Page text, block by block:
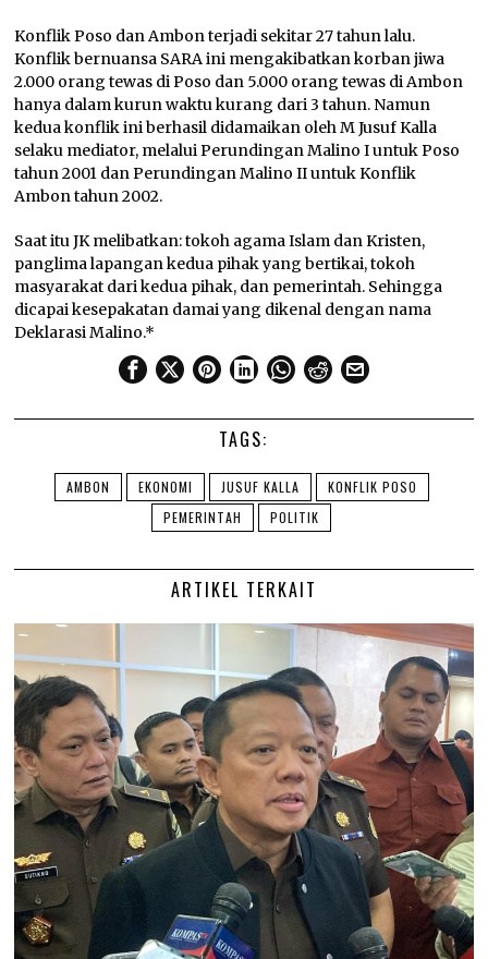
Konflik Poso dan Ambon terjadi sekitar 27 tahun lalu.
Konflik bernuansa SARA ini mengakibatkan korban jiwa
2.000 orang tewas di Poso dan 5.000 orang tewas di Ambon
hanya dalam kurun waktu kurang dari 3 tahun. Namun
kedua konflik ini berhasil didamaikan oleh M Jusuf Kalla
selaku mediator, melalui Perundingan Malino I untuk Poso
tahun 2001 dan Perundingan Malino II untuk Konflik
Ambon tahun 2002.
Saat itu JK melibatkan: tokoh agama Islam dan Kristen,
panglima lapangan kedua pihak yang bertikai, tokoh
masyarakat dari kedua pihak, dan pemerintah. Sehingga
dicapai kesepakatan damai yang dikenal dengan nama
Deklarasi Malino.*
TAGS:
AMBON EKONOMI JUSUF KALLA
KONFLIK POSO
PEMERINTAH
POLITIK
ARTIKEL TERKAIT